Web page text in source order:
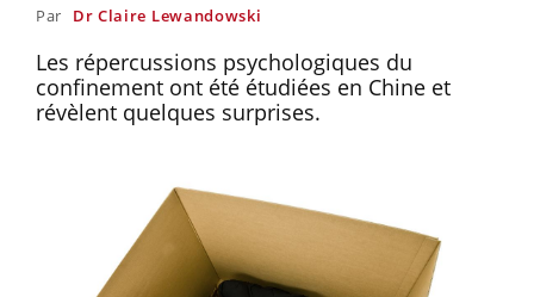
Par Dr Claire Lewandowski
Les répercussions psychologiques du
confinement ont été étudiées en Chine et
révèlent quelques surprises.